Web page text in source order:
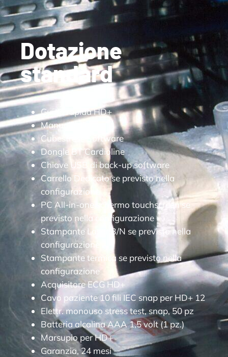
Dotazione
standard
Guida rapida HD+
Manuale d’uso
Cubestress Software
Dongle BT Cardioline
Chiave USB di back-up software
Carrello Dedicato se previsto nella
configurazione
PC All-in-one schermo touchscreen se
previsto nella configurazione
Stampante Laser B/N se previsto nella
configurazione
Stampante termica se previsto nella
configurazione
Acquisitore ECG HD+
Cavo paziente 10 fili IEC snap per HD+ 12
Elettr. monouso stress test, snap, 50 pz
Batteria alcalina AAA 1,5 volt (1 pz.)
Marsupio per HD+
Garanzia, 24 mesi